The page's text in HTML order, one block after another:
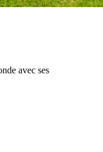
avec ses